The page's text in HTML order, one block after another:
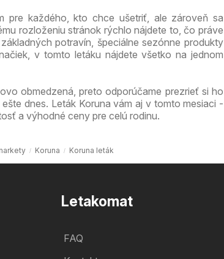
pre každého, kto chce ušetriť, ale zároveň sa
rozloženiu stránok rýchlo nájdete to, čo práve
potravín, špeciálne sezónne produkty
v tomto letáku nájdete všetko na jednom
obmedzená, preto odporúčame prezrieť si ho
dnes. Leták Koruna vám aj v tomto mesiaci -
a výhodné ceny pre celú rodinu.
Koruna Koruna leták
Letakomat
FAQ